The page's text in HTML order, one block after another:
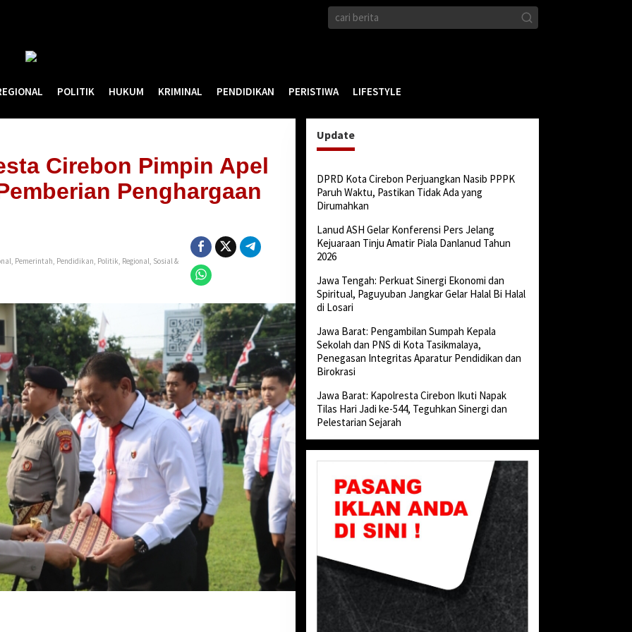
POLITIK HUKUM KRIMINAL PENDIDIKAN PERISTIWA LIFESTYLE
Cirebon Pimpin Apel
Penghargaan
, Pemerintah, Pendidikan, Politik, Regional, Sosial &
Update
DPRD Kota Cirebon Perjuangkan Nasib PPPK
Paruh Waktu, Pastikan Tidak Ada yang
Dirumahkan
Lanud ASH Gelar Konferensi Pers Jelang
Kejuaraan Tinju Amatir Piala Danlanud Tahun
2026
Jawa Tengah: Perkuat Sinergi Ekonomi dan
Spiritual, Paguyuban Jangkar Gelar Halal Bi Halal
di Losari
Jawa Barat: Pengambilan Sumpah Kepala
Sekolah dan PNS di Kota Tasikmalaya,
Penegasan Integritas Aparatur Pendidikan dan
Birokrasi
Jawa Barat: Kapolresta Cirebon Ikuti Napak
Tilas Hari Jadi ke-544, Teguhkan Sinergi dan
Pelestarian Sejarah